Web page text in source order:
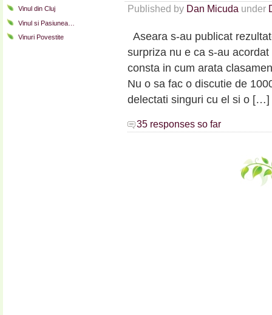
Vinul din Cluj
Vinul si Pasiunea…
Vinuri Povestite
Published by Dan Micuda under
Aseara s-au publicat
surpriza nu e ca s-au
consta in cum arata
Nu o sa fac o discutie de
delectati singuri cu el si o […]
35 responses so far